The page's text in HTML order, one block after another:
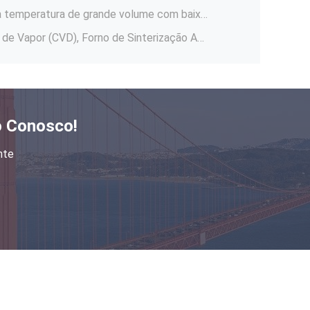
Eficiência Elétrica Exibição de Dados Multicanais de Forno de Alta Temperatura
Forno a vácuo industrial de alta temperatura / Forno de sinterização de laboratório 2400 °C
Sinterização em Forno de Alta Temperatura com Funções de Registro de Dados
Controle PID Forno de carburo de silício Tratamento térmico a vácuo 150 Watt estável
Conosco!